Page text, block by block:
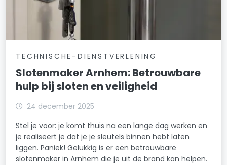
TECHNISCHE-DIENSTVERLENING
Slotenmaker Arnhem: Betrouwbare
hulp bij sloten en veiligheid
24 december 2025
Stel je voor: je komt thuis na een lange dag werken en
je realiseert je dat je je sleutels binnen hebt laten
liggen. Paniek! Gelukkig is er een betrouwbare
slotenmaker in Arnhem die je uit de brand kan helpen.